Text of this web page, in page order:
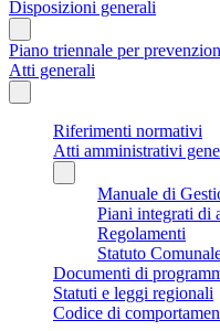
Disposizioni generali
Piano triennale per
Atti generali
Riferimenti normativi
Atti amministrativi
Manuale di
Piani integrati di
Regolamenti
Statuto
Documenti di
Statuti e leggi regionali
Codice di